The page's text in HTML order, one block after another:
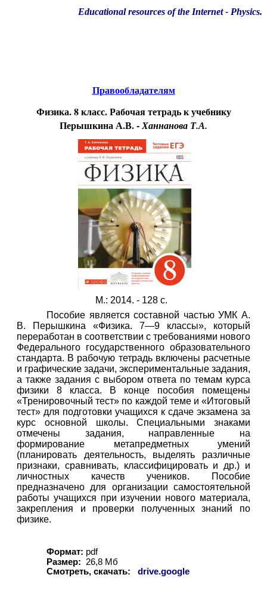
Educational resources of the Internet- Physics.
Правообладателям
Физика. 8 класс. Рабочая тетрадь к учебнику
Перышкина А.В. -Ханнанова Т.А.
М.: 2014. - 128 с.
Пособие является составной частью УМК А.
В. Перышкина «Физика. 7—9 классы», который
переработан в соответствии с требованиями нового
Федерального государственного образовательного
стандарта. В рабочую тетрадь включены расчетные
и графические задачи, экспериментальные задания,
а также задания с выбором ответа по темам курса
физики 8 класса. В конце пособия помещены
«Тренировочный тест» по каждой теме и «Итоговый
тест» для подготовки учащихся к сдаче экзамена за
курс основной школы. Специальными знаками
отмечены задания, направленные на
формирование метапредметных умений
(планировать деятельность, выделять различные
признаки, сравнивать, классифицировать и др.) и
личностных качеств учеников. Пособие
предназначено для организации самостоятельной
работы учащихся при изучении нового материала,
закрепления и проверки полученных знаний по
физике.
Формат: pdf
Размер:
26,8 Мб
Смотреть, скачать:
drive.google